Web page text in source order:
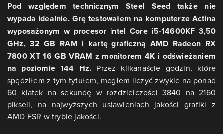
Pod względem technicznym Steel Seed także nie
wypada idealnie. Grę testowałem na komputerze Actina
wyposażonym w procesor Intel Core i5-14600KF 3,50
GHz, 32 GB RAM i kartę graficzną AMD Radeon RX
7800 XT 16 GB VRAM z monitorem 4K i odświeżaniem
na poziomie 144 Hz. Przez kilkanaście godzin, które
spędziłem z tym tytułem, mogłem liczyć zwykle na ponad
60 klatek na sekundę w rozdzielczości 3840 na 2160
pikseli, na najwyższych ustawieniach jakości grafiki z
AMD FSR w trybie jakości.